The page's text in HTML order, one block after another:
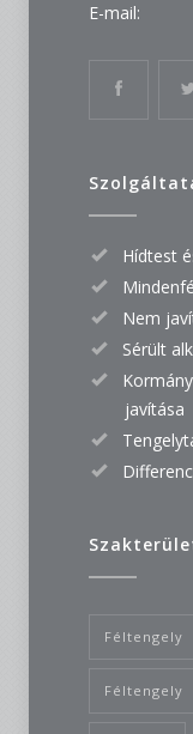
E-mail:
Hídtest
Nem
Sérült
javítása
Féltengely
Féltengely